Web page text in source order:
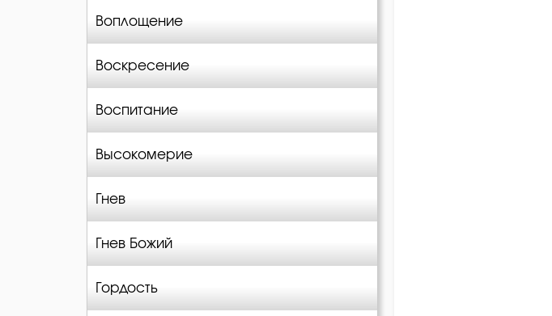
Воплощение
Воскресение
Воспитание
Высокомерие
Гнев
Гнев Божий
Гордость